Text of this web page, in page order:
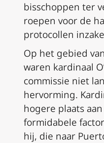
bisschoppen ter
roepen voor de
protocollen
Op het gebied
waren kardinaal
commissie niet
hervorming.
hogere plaats
formidabele
hij, die naar